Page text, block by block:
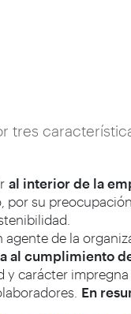
tres
al interior de la
por su
agente de la
al cumplimiento
y carácter
En